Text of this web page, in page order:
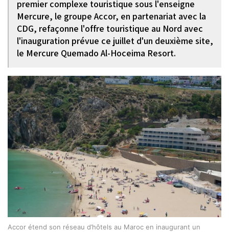
premier complexe touristique sous l'enseigne
Mercure, le groupe Accor, en partenariat avec la
CDG, refaçonne l'offre touristique au Nord avec
l'inauguration prévue ce juillet d'un deuxième site,
le Mercure Quemado Al-Hoceima Resort.
Accor étend son réseau d’hôtels au Maroc en inaugurant un